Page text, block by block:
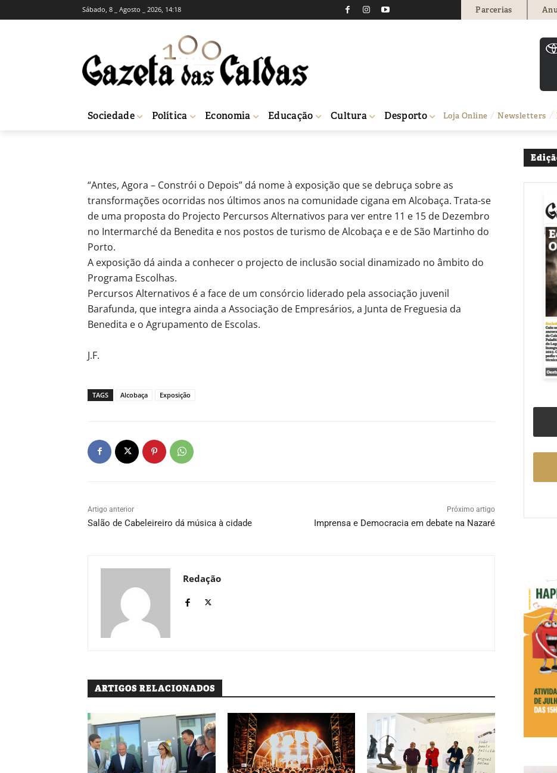
Sábado, 8 _ Agosto _ 2026, 14:18 Parcerias
Sociedade Política Economia Educação Cultura Desporto Loja Online Newsletters
Exposição mostra inclusão da
Alcobaça
Redação 10 de Dezembro, 2010
“Antes, Agora – Constrói o Depois” dá nome à exposição que se debruça sobre as
transformações ocorridas nos últimos anos na comunidade cigana em Alcobaça. Trata-se
de uma proposta do Projecto Percursos Alternativos para ver entre 11 e 15 de Dezembro
no Intermarché da Benedita e nos postos de turismo de Alcobaça e e de São Martinho do
Porto.
A exposição dá ainda a conhecer o projecto de inclusão social dinamizado no âmbito do
Programa Escolhas.
Percursos Alternativos é a face de um consórcio liderado pela associação juvenil
Barafunda, que integra ainda a Associação de Empresários, a Junta de Freguesia da
Benedita e o Agrupamento de Escolas.
J.F.
TAGS Alcobaça Exposição
Artigo anterior
Salão de Cabeleireiro dá música à cidade
Próximo artigo
Imprensa e Democracia em debate na Nazaré
Redação
ARTIGOS RELACIONADOS